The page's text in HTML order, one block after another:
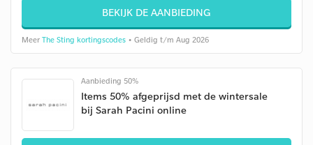
BEKIJK DE AANBIEDING
Meer The Sting kortingscodes • Geldig t/m Aug 2026
Aanbieding 50%
Items 50% afgeprijsd met de wintersale
bij Sarah Pacini online